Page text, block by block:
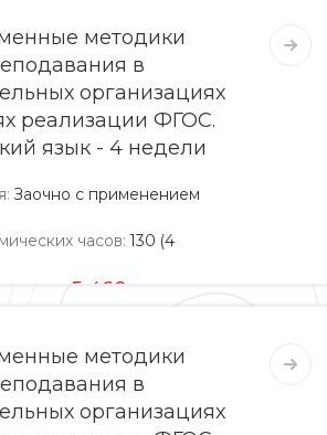
методики
в
организациях
реализации ФГОС.
язык - 4 недели
: Заочно с применением
часов: 130 (4
5 200 5 460
методики
в
организациях